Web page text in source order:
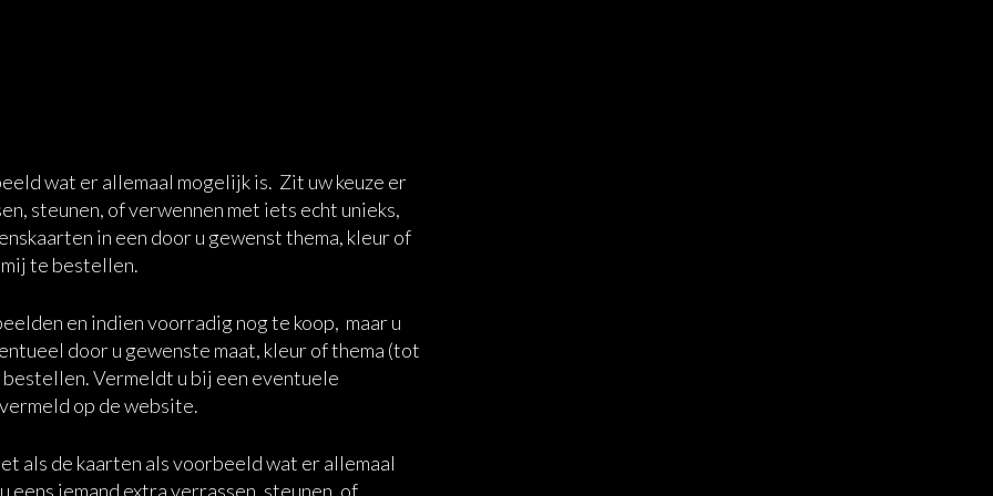
wat er allemaal mogelijk is. Zit uw keuze er
steunen, of verwennen met iets echt unieks,
in een door u gewenst thema, kleur of
te bestellen.
en indien voorradig nog te koop, maar u
door u gewenste maat, kleur of thema (tot
Vermeldt u bij een eventuele
op de website.
als de kaarten als voorbeeld wat er allemaal
iemand extra verrassen, steunen, of